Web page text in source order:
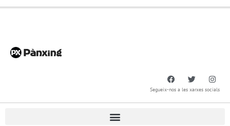
Segueix-nos a les xarxes socials